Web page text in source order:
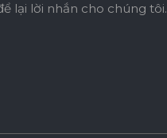
lại lời nhắn cho chúng tôi.